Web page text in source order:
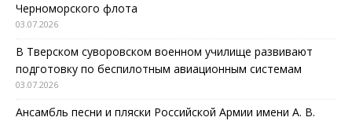
Черноморского флота
03.07.2026
В Тверском суворовском военном училище развивают
подготовку по беспилотным авиационным системам
03.07.2026
Ансамбль песни и пляски Российской Армии имени А. В.